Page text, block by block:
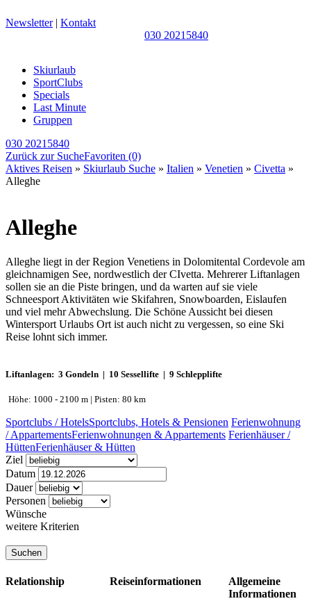
Newsletter| Kontakt
030 20215840
Skiurlaub
SportClubs
Specials
Last Minute
Gruppen
030 20215840
Zurück zur SucheFavoriten (0)
Aktives Reisen » Skiurlaub Suche » Italien » Venetien » Civetta »
Alleghe
Alleghe
Alleghe liegt in der Region Venetiens in Dolomitental Cordevole am
gleichnamigen See, nordwestlich der CIvetta. Mehrerer Liftanlagen
sollen sie an die Piste bringen, und da warten auf sie viele
Schneesport Aktivitäten wie Skifahren, Snowboarden, Eislaufen
und viel mehr Abwechslung. Die Schöne Aussicht bei diesen
Wintersport Urlaubs Ort ist auch nicht zu vergessen, so eine Ski
Reise lohnt sich immer.
Liftanlagen: 3 Gondeln | 10 Sessellifte | 9 Schlepplifte
Höhe: 1000 - 2100 m | Pisten: 80 km
Sportclubs / HotelsSportclubs, Hotels & Pensionen Ferienwohnung
/ AppartementsFerienwohnungen & Appartements Ferienhäuser /
HüttenFerienhäuser & Hütten
Ziel
Datum
Dauer
Personen
Wünsche
weitere Kriterien
Relationship Reiseinformationen
Allgemeine
Informationen